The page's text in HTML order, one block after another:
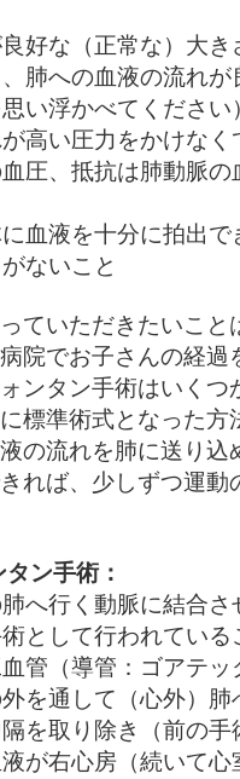
好な（正常な）大き
肺への血液の流れ
い浮かべてください
高い圧力をかけな
圧、抵抗は肺動脈
血液を十分に拍出
ないこと
ていただきたいこと
院でお子さんの経
ンタン手術はいく
標準術式となった方
の流れを肺に送り
れば、少しずつ運動
ン手術：
肺へ行く動脈に結合
として行われている
管（導管：ゴアテ
を通して（心外）
を取り除き（前の
が右心房（続いて